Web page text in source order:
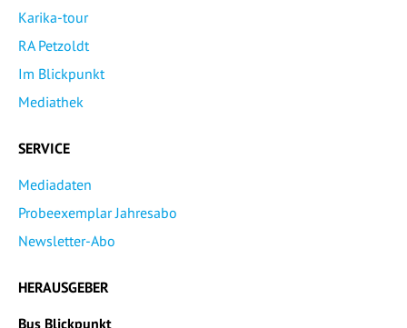
Karika-tour
RA Petzoldt
Im Blickpunkt
Mediathek
SERVICE
Mediadaten
Probeexemplar Jahresabo
Newsletter-Abo
HERAUSGEBER
Bus Blickpunkt